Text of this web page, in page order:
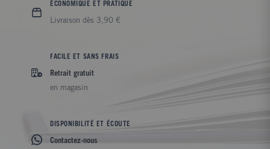
ÉCONOMIQUE ET PRATIQUE
Livraison dès 3,90 €
FACILE ET SANS FRAIS
Retrait gratuit
en magasin
DISPONIBILITÉ ET ÉCOUTE
Contactez-nous